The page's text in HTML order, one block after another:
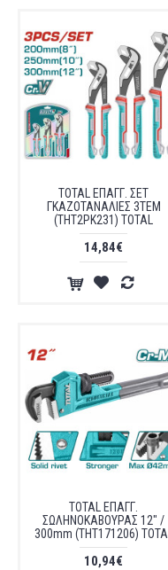
TOTAL ΕΠΑΓΓ. ΣΕΤ
ΓΚΑΖΟΤΑΝΑΛΙΕΣ 3ΤΕΜ
(THT2PK231) TOTAL
14,84€
TOTAL ΕΠΑΓΓ.
ΣΩΛΗΝΟΚΑΒΟΥΡΑΣ 12" /
300mm (THT171206) TOTAL
10,94€